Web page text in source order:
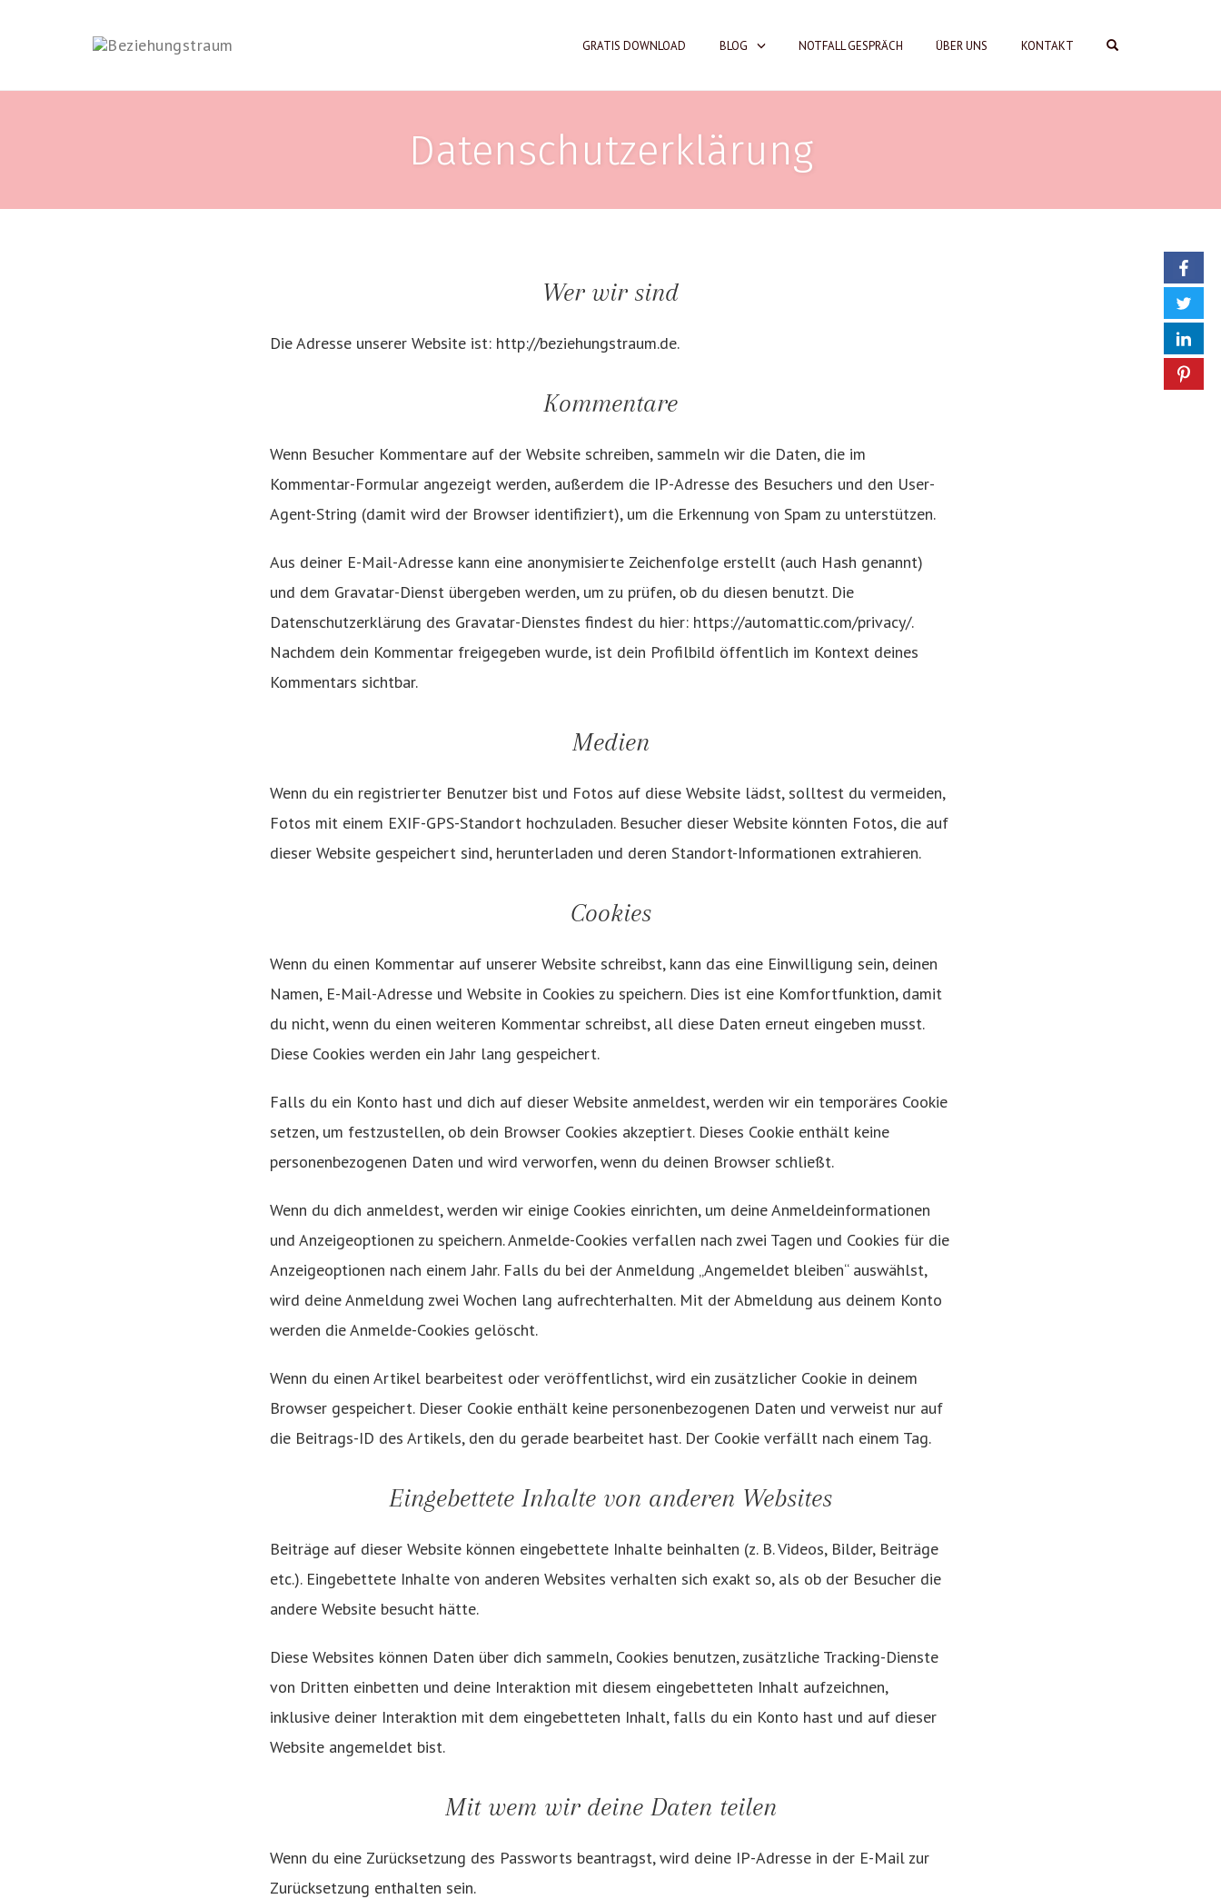
GRATIS DOWNLOAD BLOG NOTFALL GESPRÄCH ÜBER UNS KONTAKT OPEN SEARCH FORM
Datenschutzerklärung
Wer wir sind
Die Adresse unserer Website ist: http://beziehungstraum.de.
Kommentare
Wenn Besucher Kommentare auf der Website schreiben, sammeln wir die Daten, die im
Kommentar-Formular angezeigt werden, außerdem die IP-Adresse des Besuchers und den User-
Agent-String (damit wird der Browser identifiziert), um die Erkennung von Spam zu unterstützen.
Aus deiner E-Mail-Adresse kann eine anonymisierte Zeichenfolge erstellt (auch Hash genannt)
und dem Gravatar-Dienst übergeben werden, um zu prüfen, ob du diesen benutzt. Die
Datenschutzerklärung des Gravatar-Dienstes findest du hier: https://automattic.com/privacy/.
Nachdem dein Kommentar freigegeben wurde, ist dein Profilbild öffentlich im Kontext deines
Kommentars sichtbar.
Medien
Wenn du ein registrierter Benutzer bist und Fotos auf diese Website lädst, solltest du vermeiden,
Fotos mit einem EXIF-GPS-Standort hochzuladen. Besucher dieser Website könnten Fotos, die auf
dieser Website gespeichert sind, herunterladen und deren Standort-Informationen extrahieren.
Cookies
Wenn du einen Kommentar auf unserer Website schreibst, kann das eine Einwilligung sein, deinen
Namen, E-Mail-Adresse und Website in Cookies zu speichern. Dies ist eine Komfortfunktion, damit
du nicht, wenn du einen weiteren Kommentar schreibst, all diese Daten erneut eingeben musst.
Diese Cookies werden ein Jahr lang gespeichert.
Falls du ein Konto hast und dich auf dieser Website anmeldest, werden wir ein temporäres Cookie
setzen, um festzustellen, ob dein Browser Cookies akzeptiert. Dieses Cookie enthält keine
personenbezogenen Daten und wird verworfen, wenn du deinen Browser schließt.
Wenn du dich anmeldest, werden wir einige Cookies einrichten, um deine Anmeldeinformationen
und Anzeigeoptionen zu speichern. Anmelde-Cookies verfallen nach zwei Tagen und Cookies für die
Anzeigeoptionen nach einem Jahr. Falls du bei der Anmeldung „Angemeldet bleiben“ auswählst,
wird deine Anmeldung zwei Wochen lang aufrechterhalten. Mit der Abmeldung aus deinem Konto
werden die Anmelde-Cookies gelöscht.
Wenn du einen Artikel bearbeitest oder veröffentlichst, wird ein zusätzlicher Cookie in deinem
Browser gespeichert. Dieser Cookie enthält keine personenbezogenen Daten und verweist nur auf
die Beitrags-ID des Artikels, den du gerade bearbeitet hast. Der Cookie verfällt nach einem Tag.
Eingebettete Inhalte von anderen Websites
Beiträge auf dieser Website können eingebettete Inhalte beinhalten (z. B. Videos, Bilder, Beiträge
etc.). Eingebettete Inhalte von anderen Websites verhalten sich exakt so, als ob der Besucher die
andere Website besucht hätte.
Diese Websites können Daten über dich sammeln, Cookies benutzen, zusätzliche Tracking-Dienste
von Dritten einbetten und deine Interaktion mit diesem eingebetteten Inhalt aufzeichnen,
inklusive deiner Interaktion mit dem eingebetteten Inhalt, falls du ein Konto hast und auf dieser
Website angemeldet bist.
Mit wem wir deine Daten teilen
Wenn du eine Zurücksetzung des Passworts beantragst, wird deine IP-Adresse in der E-Mail zur
Zurücksetzung enthalten sein.